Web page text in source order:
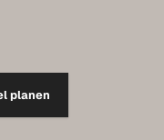
planen